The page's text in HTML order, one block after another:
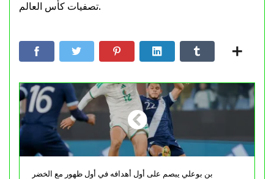
تصفيات كأس العالم.
بن بوعلي يبصم على أول أهدافه في أول ظهور مع الخضر